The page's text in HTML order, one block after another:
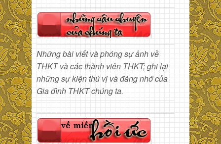
Những bài viết và phóng sự ảnh về
THKT và các thành viên THKT; ghi lại
những sự kiện thú vị và đáng nhớ của
Gia đình THKT chúng ta.